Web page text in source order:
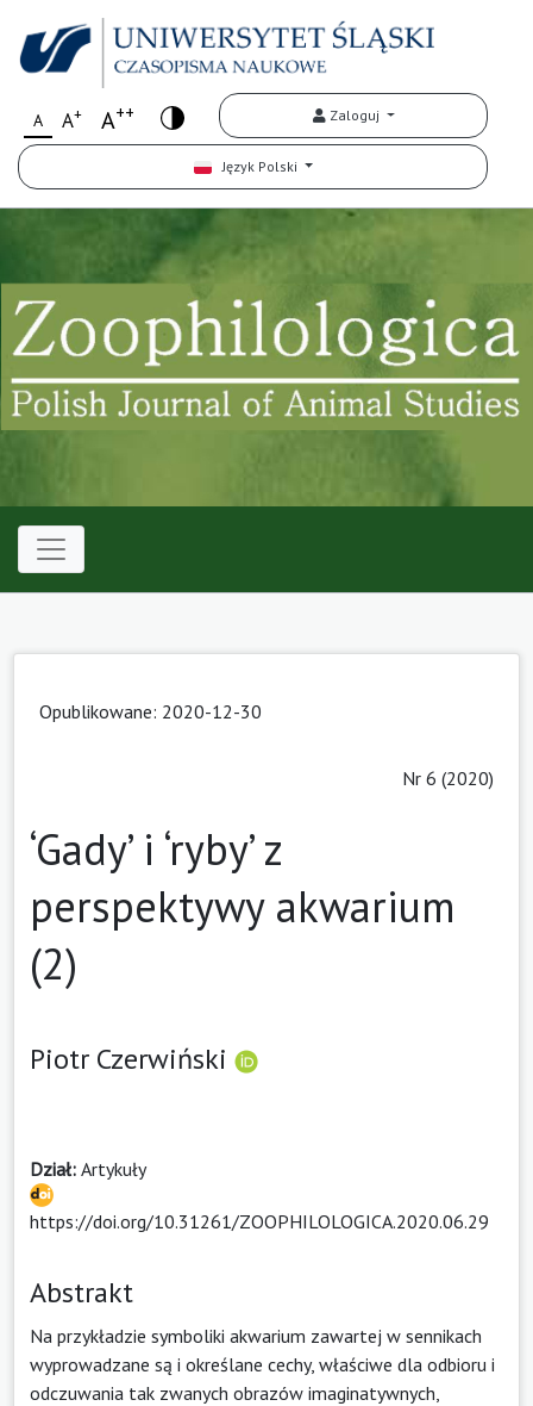
A A+ A++ Zaloguj
Język Polski
Opublikowane: 2020-12-30
Nr 6 (2020)
‘Gady’ i ‘ryby’ z
perspektywy akwarium
(2)
Piotr Czerwiński
Dział: Artykuły
https://doi.org/10.31261/ZOOPHILOLOGICA.2020.06.29
Abstrakt
Na przykładzie symboliki akwarium zawartej w sennikach
wyprowadzane są i określane cechy, właściwe dla odbioru i
odczuwania tak zwanych obrazów imaginatywnych,